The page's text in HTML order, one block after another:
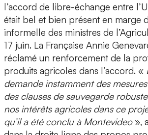
l’accord de libre-échange entre
était bel et bien présent en marge
informelle des ministres de
17 juin. La Française Annie
réclamé un renforcement de la
produits agricoles dans l’accord. «
demande instamment des
des clauses de sauvegarde
nos intérêts agricoles dans ce
qu’il a été conclu à Montevideo»,